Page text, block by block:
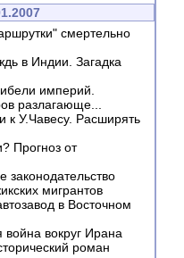
смертельно
в Индии. Загадка
империй.
разлагающе...
к У.Чавесу. Расширять
Прогноз от
законодательство
мигрантов
в Восточном
вокруг Ирана
роман